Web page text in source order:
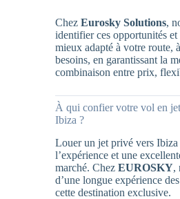
Chez Eurosky Solutions,
identifier ces opportunités
mieux adapté à votre route,
besoins, en garantissant la
combinaison entre prix,
À qui confier votre vol en
Ibiza ?
Louer un jet privé vers Ibiza
l’expérience et une
marché. Chez EUROSKY,
d’une longue expérience
cette destination exclusive.